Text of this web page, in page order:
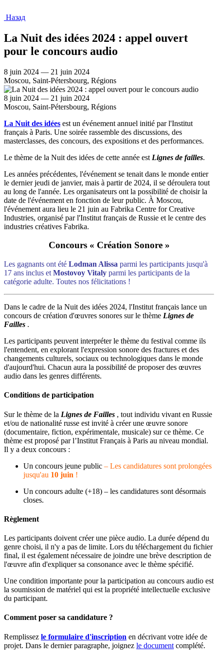
Назад
La Nuit des idées 2024 : appel ouvert
pour le concours audio
8 juin 2024 — 21 juin 2024
Moscou, Saint-Pétersbourg, Régions
8 juin 2024 — 21 juin 2024
Moscou, Saint-Pétersbourg, Régions
La Nuit des idées est un événement annuel initié par l'Institut
français à Paris. Une soirée rassemble des discussions, des
masterclasses, des concours, des expositions et des performances.
Le thème de la Nuit des idées de cette année est Lignes de failles.
Les années précédentes, l'événement se tenait dans le monde entier
le dernier jeudi de janvier, mais à partir de 2024, il se déroulera tout
au long de l'année. Les organisateurs ont la possibilité de choisir la
date de l'événement en fonction de leur public. À Moscou,
l'événement aura lieu le 21 juin au Fabrika Centre for Creative
Industries, organisé par l'Institut français de Russie et le centre des
industries créatives Fabrika.
Concours « Création Sonore »
Les gagnants ont été Lodman Alissa parmi les participants jusqu'à
17 ans inclus et Mostovoy Vitaly parmi les participants de la
catégorie adulte. Toutes nos félicitations !
Dans le cadre de la Nuit des idées 2024, l'Institut français lance un
concours de création d'œuvres sonores sur le thème Lignes de
Failles .
Les participants peuvent interpréter le thème du festival comme ils
l'entendent, en explorant l'expression sonore des fractures et des
changements culturels, sociaux ou technologiques dans le monde
d'aujourd'hui. Chacun aura la possibilité de proposer des œuvres
audio dans les genres différents.
Conditions de participation
Sur le thème de la Lignes de Failles , tout individu vivant en Russie
et/ou de nationalité russe est invité à créer une œuvre sonore
(documentaire, fiction, expérimentale, musicale) sur ce thème. Ce
thème est proposé par l’Institut Français à Paris au niveau mondial.
Il y a deux concours :
Un concours jeune public – Les candidatures sont prolongées
jusqu'au 10 juin !
Un concours adulte (+18) – les candidatures sont désormais
closes.
Règlement
Les participants doivent créer une pièce audio. La durée dépend du
genre choisi, il n'y a pas de limite. Lors du téléchargement du fichier
final, il est également nécessaire de joindre une brève description de
l'œuvre afin d'expliquer sa consonance avec le thème spécifié.
Une condition importante pour la participation au concours audio est
la soumission de matériel qui est la propriété intellectuelle exclusive
du participant.
Comment poser sa candidature ?
Remplissez le formulaire d'inscription en décrivant votre idée de
projet. Dans le dernier paragraphe, joignez le document complété.